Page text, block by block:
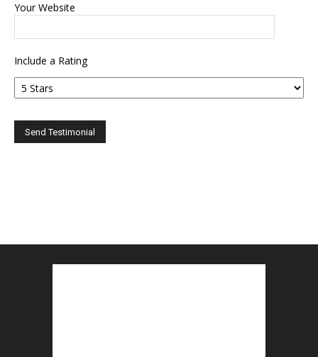
Your Website
Include a Rating